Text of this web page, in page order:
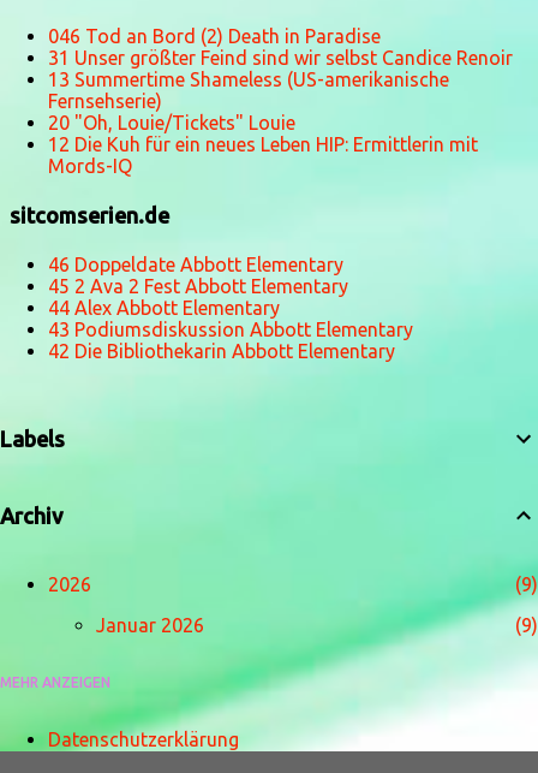
046 Tod an Bord (2) Death in Paradise
31 Unser größter Feind sind wir selbst Candice Renoir
13 Summertime Shameless (US-amerikanische
Fernsehserie)
20 "Oh, Louie/Tickets" Louie
12 Die Kuh für ein neues Leben HIP: Ermittlerin mit
Mords-IQ
sitcomserien.de
46 Doppeldate Abbott Elementary
45 2 Ava 2 Fest Abbott Elementary
44 Alex Abbott Elementary
43 Podiumsdiskussion Abbott Elementary
42 Die Bibliothekarin Abbott Elementary
Labels
Archiv
2026
9
Januar 2026
9
2025
Dezember 2025
MEHR ANZEIGEN
Datenschutzerklärung